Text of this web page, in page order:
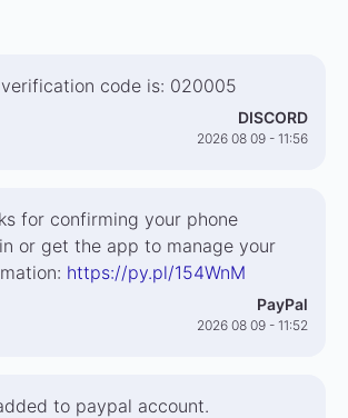
code is: 020005
DISCORD
2026 08 09 - 11:56
for confirming your phone
or get the app to manage your
https://py.pl/154WnM
PayPal
2026 08 09 - 11:52
to paypal account.